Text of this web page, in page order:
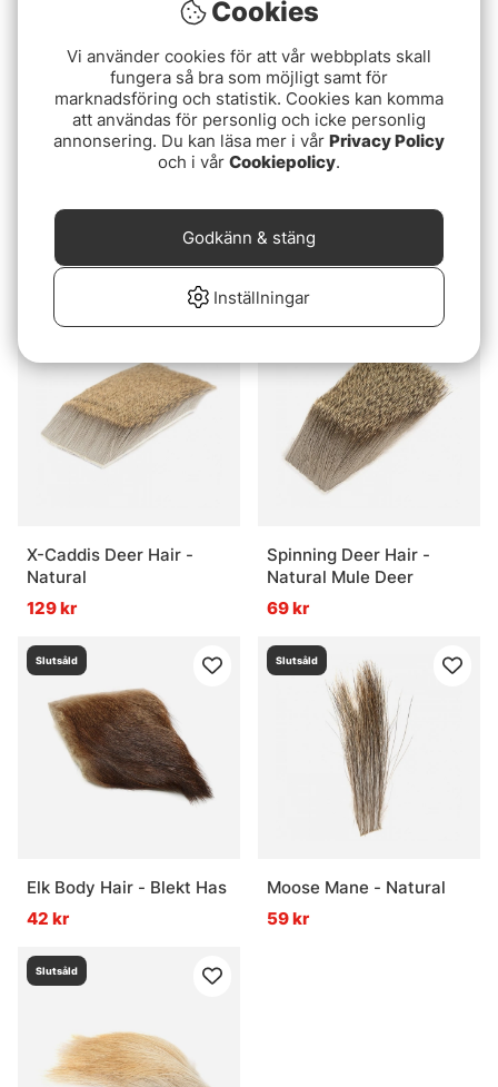
Nature s Spirit Spinning
79 kr
Select Cow Elk - Natural
69 kr
Slutsåld
X-Caddis Deer Hair -
Natural
129 kr
Slutsåld
Spinning Deer Hair -
Natural Mule Deer
69 kr
Slutsåld
Elk Body Hair - Blekt Has
42 kr
Slutsåld
Moose Mane - Natural
59 kr
Slutsåld
Cookies
Vi använder cookies för att vår webbplats skall
fungera så bra som möjligt samt för
marknadsföring och statistik. Cookies kan komma
att användas för personlig och icke personlig
annonsering. Du kan läsa mer i vår Privacy Policy
och i vår Cookiepolicy.
Inställningar
Godkänn & stäng